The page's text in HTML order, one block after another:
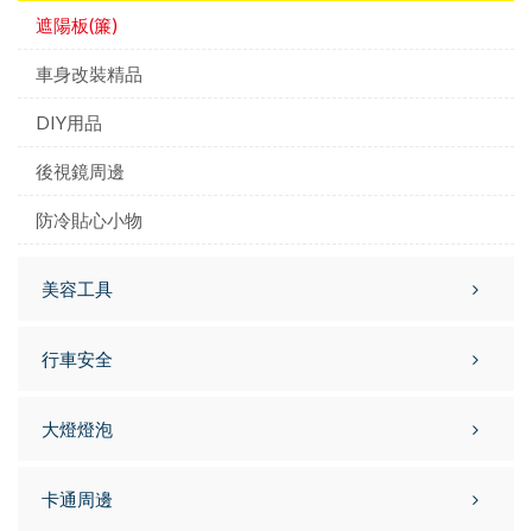
遮陽板(簾)
車身改裝精品
DIY用品
後視鏡周邊
防冷貼心小物
美容工具
行車安全
大燈燈泡
卡通周邊